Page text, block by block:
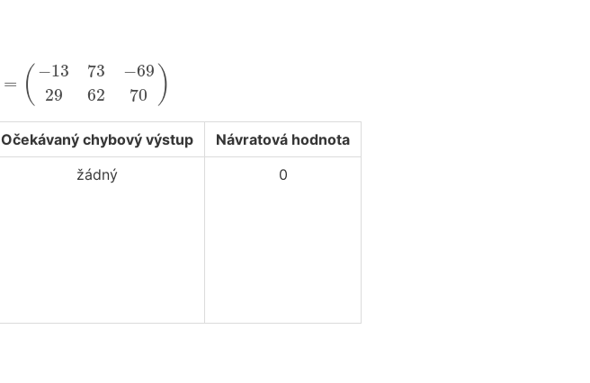
= ( −13 73 −69
29
62 70 )
(− 1373 −69 2962
Očekávaný chybový výstup Návratová hodnota
žádný 0